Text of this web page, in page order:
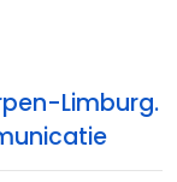
Limburg.